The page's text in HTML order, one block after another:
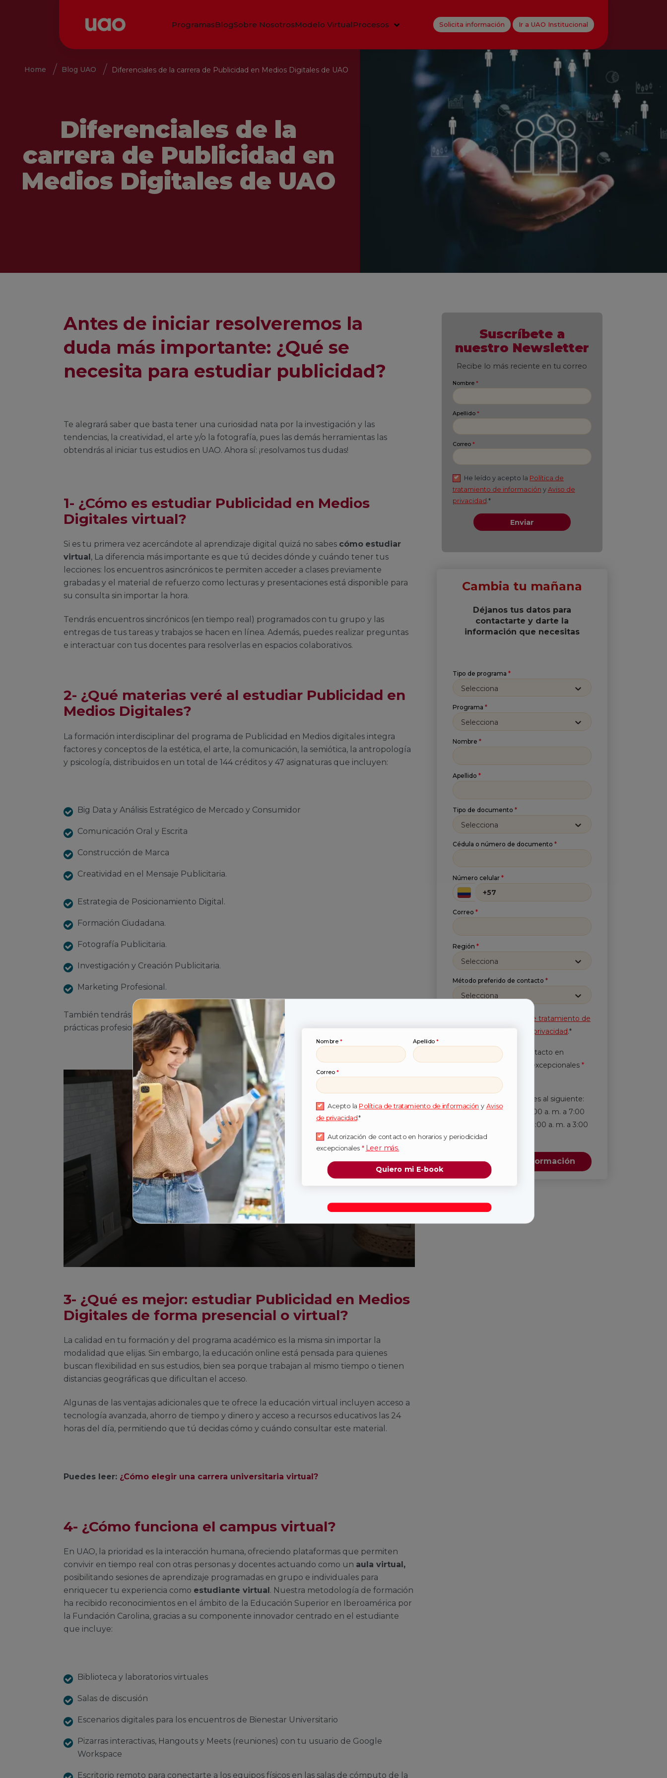
ProgramasBlogSobre NosotrosModelo VirtualProcesos Solicita información Ir a UAO Institucional
Diferenciales de la
carrera de Publicidad en
Medios Digitales de UAO
Home Blog UAO Diferenciales de la carrera de Publicidad en Medios Digitales de UAO
Antes de iniciar resolveremos la
duda más importante: ¿Qué se
necesita para estudiar publicidad?
Te alegrará saber que basta tener una curiosidad nata por la investigación y las
tendencias, la creatividad, el arte y/o la fotografía, pues las demás herramientas las
obtendrás al iniciar tus estudios en UAO. Ahora sí: ¡resolvamos tus dudas!
1- ¿Cómo es estudiar Publicidad en Medios
Digitales virtual?
Si es tu primera vez acercándote al aprendizaje digital quizá no sabes cómo estudiar
virtual, La diferencia más importante es que tú decides dónde y cuándo tener tus
lecciones: los encuentros asincrónicos te permiten acceder a clases previamente
grabadas y el material de refuerzo como lecturas y presentaciones está disponible para
su consulta sin importar la hora.
Tendrás encuentros sincrónicos (en tiempo real) programados con tu grupo y las
entregas de tus tareas y trabajos se hacen en línea. Además, puedes realizar preguntas
e interactuar con tus docentes para resolverlas en espacios colaborativos.
2- ¿Qué materias veré al estudiar Publicidad en
Medios Digitales?
La formación interdisciplinar del programa de Publicidad en Medios digitales integra
factores y conceptos de la estética, el arte, la comunicación, la semiótica, la antropología
y psicología, distribuidos en un total de 144 créditos y 47 asignaturas que incluyen:
Big Data y Análisis Estratégico de Mercado y Consumidor
Comunicación Oral y Escrita
Construcción de Marca
Creatividad en el Mensaje Publicitaria.
Estrategia de Posicionamiento Digital.
Formación Ciudadana.
Fotografía Publicitaria.
Investigación y Creación Publicitaria.
Marketing Profesional.
También tendrás experiencia en campo, pues 6 de los créditos totales están destinados a
prácticas profesionales que cuentan como parte del plan de formación.
3- ¿Qué es mejor: estudiar Publicidad en Medios
Digitales de forma presencial o virtual?
La calidad en tu formación y del programa académico es la misma sin importar la
modalidad que elijas. Sin embargo, la educación online está pensada para quienes
buscan flexibilidad en sus estudios, bien sea porque trabajan al mismo tiempo o tienen
distancias geográficas que dificultan el acceso.
Algunas de las ventajas adicionales que te ofrece la educación virtual incluyen acceso a
tecnología avanzada, ahorro de tiempo y dinero y acceso a recursos educativos las 24
horas del día, permitiendo que tú decidas cómo y cuándo consultar este material.
Puedes leer: ¿Cómo elegir una carrera universitaria virtual?
4- ¿Cómo funciona el campus virtual?
En UAO, la prioridad es la interacción humana, ofreciendo plataformas que permiten
convivir en tiempo real con otras personas y docentes actuando como un aula virtual,
posibilitando sesiones de aprendizaje programadas en grupo e individuales para
enriquecer tu experiencia como estudiante virtual . Nuestra metodología de formación
ha recibido reconocimientos en el ámbito de la Educación Superior en Iberoamérica por
la Fundación Carolina, gracias a su componente innovador centrado en el estudiante
que incluye:
Biblioteca y laboratorios virtuales
Salas de discusión
Escenarios digitales para los encuentros de Bienestar Universitario
Pizarras interactivas, Hangouts y Meets (reuniones) con tu usuario de Google
Workspace
Escritorio remoto para conectarte a los equipos físicos en las salas de cómputo de la
Suscríbete a
Correo *
He leído y acepto
Cambia tu mañana
Déjanos tus datos para
contactarte y darte la
información que necesitas
Tipo de programa *
Selecciona
Programa *
Selecciona
Nombre *
Apellido *
Tipo de documento *
Selecciona
Cédula o número de documento *
Número celular *
Correo *
Región *
Selecciona
Método preferido de contacto *
Selecciona
Política de tratamiento de
Aviso de privacidad.*
Autorización de contacto en
horarios y periodicidad excepcionales *
Leer más.
En horarios diferentes al siguiente:
lunes a viernes entre 7:00 a. m. a 7:00
p. m., y sábados entre 8:00 a. m. a 3:00
p. m. *
Solicita más información
Nombre * Apellido *
Correo *
Acepto la Política de tratamiento de información y Aviso
de privacidad.*
Autorización de contacto en horarios y periodicidad
excepcionales * Leer más.
Quiero mi E-book